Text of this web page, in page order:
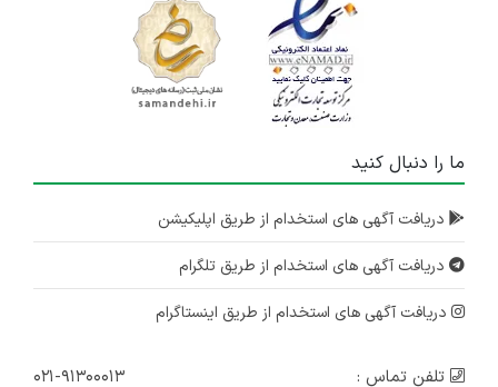
ما را دنبال کنید
دریافت آگهی های استخدام از طریق اپلیکیشن
دریافت آگهی های استخدام از طریق تلگرام
دریافت آگهی های استخدام از طریق اینستاگرام
تلفن تماس : ۰۲۱-۹۱۳۰۰۰۱۳